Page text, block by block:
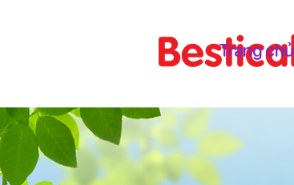
Trang chủ